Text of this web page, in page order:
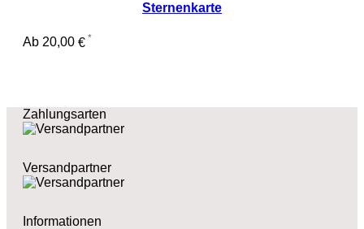
Sternenkarte
Ab 20,00 €
Zahlungsarten
Versandpartner
Informationen